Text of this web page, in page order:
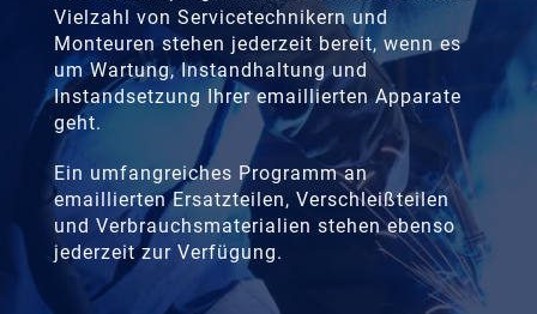
Vielzahl von Servicetechnikern und
Monteuren stehen jederzeit bereit, wenn es
um Wartung, Instandhaltung und
Instandsetzung Ihrer emaillierten Apparate
geht.
Ein umfangreiches Programm an
emaillierten Ersatzteilen, Verschleißteilen
und Verbrauchsmaterialien stehen ebenso
jederzeit zur Verfügung.